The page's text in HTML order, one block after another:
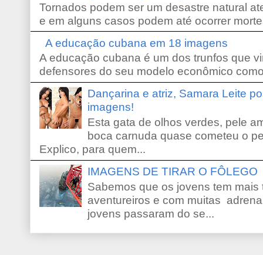
Tornados podem ser um desastre natural
e em alguns casos podem até ocorrer
A educação cubana em 18 imagens
A educação cubana é um dos trunfos que
defensores do seu modelo econômico
Dançarina e atriz, Samara Leite
imagens!
Esta gata de olhos verdes, pele
boca carnuda quase cometeu o
Explico, para quem...
IMAGENS DE TIRAR O FÔLEGO
Sabemos que os jovens tem
aventureiros e com muitas
jovens passaram do se...